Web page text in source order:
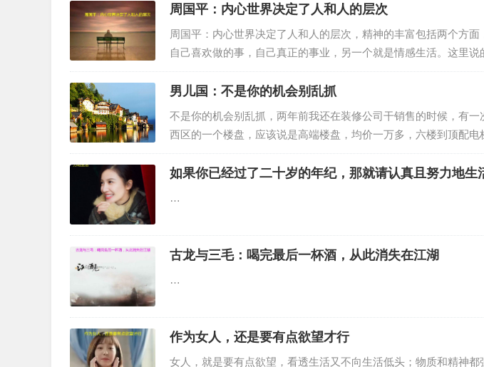
周国平：内心世界决定了人和人的层次
周国平：内心世界决定了人和人的层次，精神的丰富包括两个方
自己喜欢做的事，自己真正的事业，另一个就是情感生活。这里
亲情、友情这些具体的情感形态…
男儿国：不是你的机会别乱抓
不是你的机会别乱抓，两年前我还在装修公司干销售的时候，有
西区的一个楼盘，应该说是高端楼盘，均价一万多，六楼到顶配
花园，站在顶楼上，可远眺千里…
如果你已经过了二十岁的年纪，那就请认真且努力地生
…
古龙与三毛：喝完最后一杯酒，从此消失在江湖
…
作为女人，还是要有点欲望才行
女人，就是要有点欲望，看透生活又不向生活低头；物质和精神